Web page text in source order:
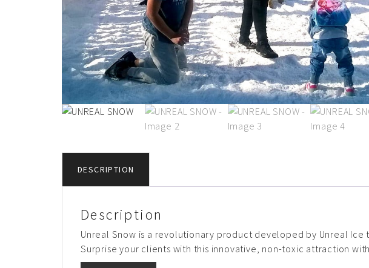
DESCRIPTION
Description
Unreal Snow is a revolutionary product developed by Unreal
Surprise your clients with this innovative, non-toxic attraction